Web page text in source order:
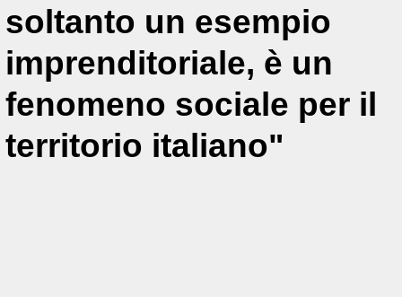
soltanto un esempio
imprenditoriale, è un
fenomeno sociale per il
territorio italiano"